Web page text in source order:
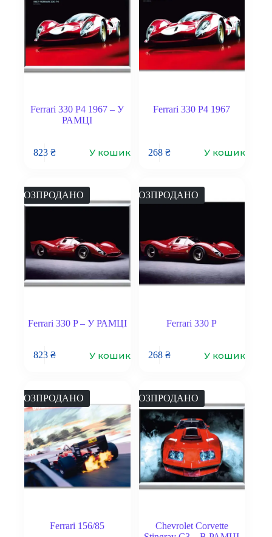
Ferrari 330 P4 1967 – У
РАМЦІ
823₴ У кошик
Ferrari 330 P4 1967
268 ₴ У кошик
РОЗПРОДАНО
Ferrari 330 P – У РАМЦІ
823₴ У кошик
РОЗПРОДАНО
Ferrari 330 P
268 ₴ У кошик
РОЗПРОДАНО
Ferrari 156/85
РОЗПРОДАНО
Chevrolet Corvette